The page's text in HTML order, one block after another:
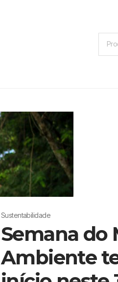
Sustentabilidade
Semana do
Ambiente